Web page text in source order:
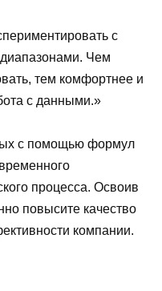
с
Чем
тем комфортнее и
с данными.»
с помощью формул
процесса. Освоив
повысите качество
компании.